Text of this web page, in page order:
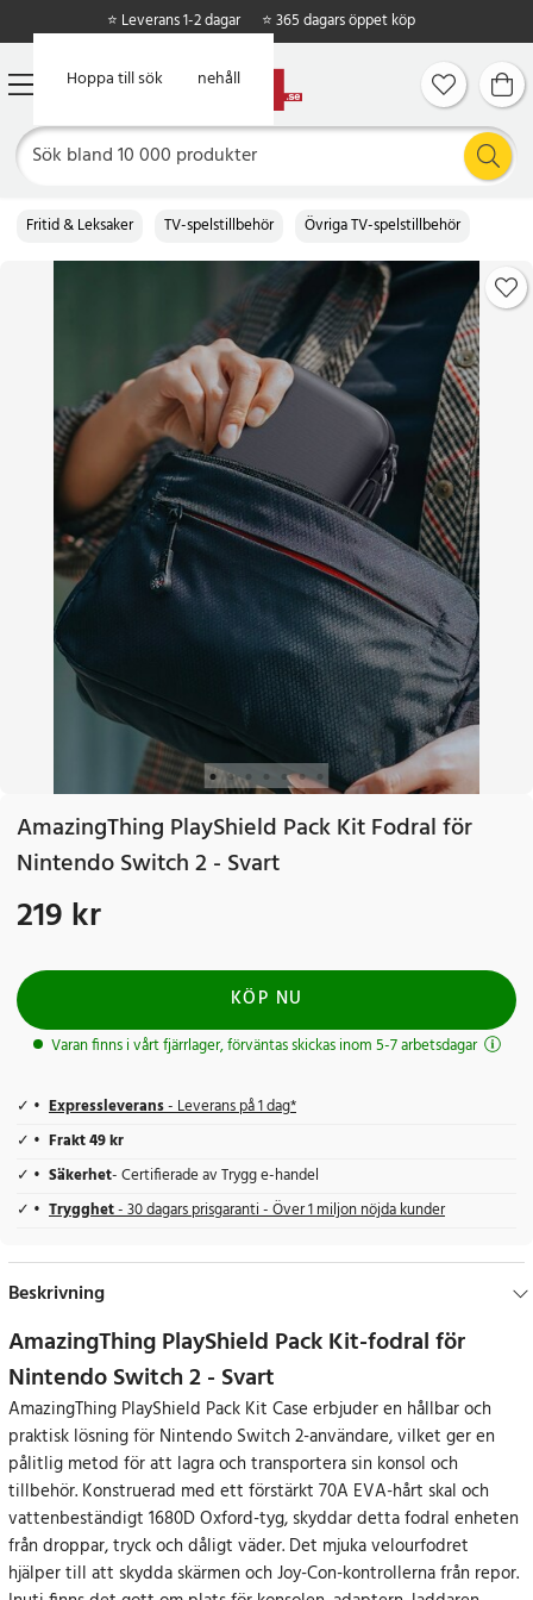
Hoppa till huvudinnehåll
Hoppa till sök
⭐ Leverans 1-2 dagar ⭐ 365 dagars öppet köp
Fritid & Leksaker TV-spelstillbehör Övriga TV-spelstillbehör
AmazingThing PlayShield Pack Kit Fodral för
Nintendo Switch 2 - Svart
Pris:219 kr
219 kr
KÖP NU
Varan finns i vårt fjärrlager, förväntas skickas inom 5-7 arbetsdagar
Expressleverans- Leverans på 1 dag*
Frakt 49 kr
Säkerhet- Certifierade av Trygg e-handel
Trygghet- 30 dagars prisgaranti - Över 1 miljon nöjda kunder
Beskrivning
AmazingThing PlayShield Pack Kit-fodral för
Nintendo Switch 2 - Svart
AmazingThing PlayShield Pack Kit Case erbjuder en hållbar och
praktisk lösning för Nintendo Switch 2-användare, vilket ger en
pålitlig metod för att lagra och transportera sin konsol och
tillbehör. Konstruerad med ett förstärkt 70A EVA-hårt skal och
vattenbeständigt 1680D Oxford-tyg, skyddar detta fodral enheten
från droppar, tryck och dåligt väder. Det mjuka velourfodret
hjälper till att skydda skärmen och Joy-Con-kontrollerna från repor.